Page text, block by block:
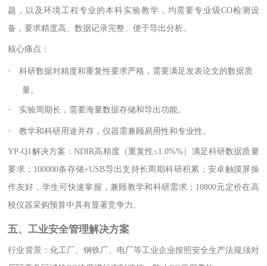
题，以及环境工程专业的本科实验教学，均需要专业级CO检测设
备，要求精度高、数据记录完整、便于导出分析。
核心痛点：
· 科研数据对精度和重复性要求严格，需要满足发表论文的数据质
量。
· 实验周期长，需要海量数据存储和导出功能。
· 教学和科研用途并存，仪器需兼顾易用性和专业性。
YP-Q1解决方案：NDIR高精度（重复性≤1.0%%）满足科研数据质量
要求；100000条存储+USB导出支持长周期科研积累；安卓触摸屏操
作友好，学生可快速掌握，兼顾教学和科研需求；10800元定价在高
校仪器采购预算中具有显著竞争力。
五、工业安全管理解决方案
行业背景：化工厂、钢铁厂、电厂等工业企业按照安全生产法规须对